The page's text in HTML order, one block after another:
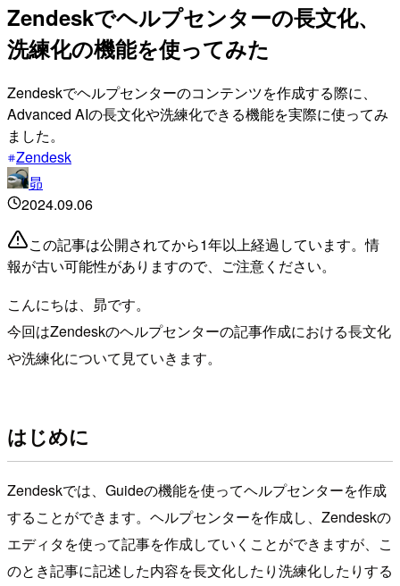
Zendeskでヘルプセンターの長文化、
洗練化の機能を使ってみた
Zendeskでヘルプセンターのコンテンツを作成する際に、
Advanced AIの長文化や洗練化できる機能を実際に使ってみ
ました。
Zendesk
昴
2024.09.06
この記事は公開されてから1年以上経過しています。情
報が古い可能性がありますので、ご注意ください。
こんにちは、昴です。
今回はZendeskのヘルプセンターの記事作成における長文化
や洗練化について見ていきます。
はじめに
Zendeskでは、Guideの機能を使ってヘルプセンターを作成
することができます。ヘルプセンターを作成し、Zendeskの
エディタを使って記事を作成していくことができますが、こ
のとき記事に記述した内容を長文化したり洗練化したりする